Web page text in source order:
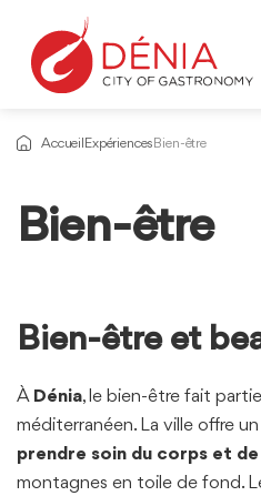
Accueil Expériences Bien-être
Bien-être
Informations
sur
Bien-être et
À Dénia, le bien-être fait
méditerranéen. La ville offre
prendre soin du corps et de
montagnes en toile de fond.